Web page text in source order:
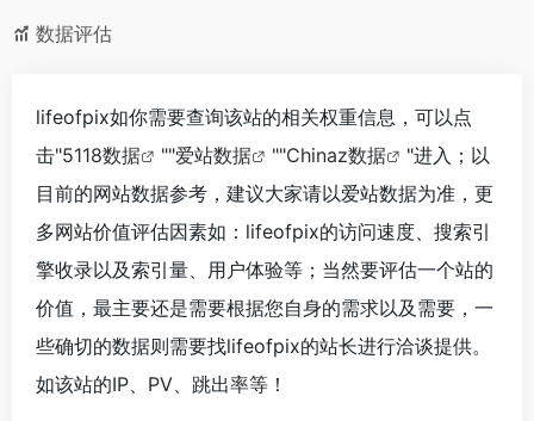
数据评估
lifeofpix如你需要查询该站的相关权重信息，可以点
击"5118数据 ""爱站数据 ""Chinaz数据
"进入；以
目前的网站数据参考，建议大家请以爱站数据为准，更
多网站价值评估因素如：lifeofpix的访问速度、搜索引
擎收录以及索引量、用户体验等；当然要评估一个站的
价值，最主要还是需要根据您自身的需求以及需要，一
些确切的数据则需要找lifeofpix的站长进行洽谈提供。
如该站的IP、PV、跳出率等！